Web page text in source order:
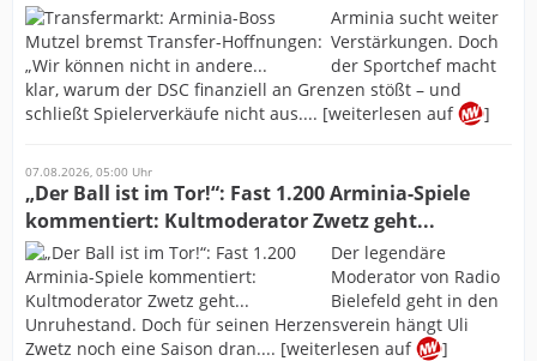
Arminia sucht weiter
Verstärkungen. Doch
der Sportchef macht
klar, warum der DSC finanziell an Grenzen stößt – und
schließt Spielerverkäufe nicht aus.... [weiterlesen auf
]
07.08.2026, 05:00 Uhr
„Der Ball ist im Tor!“: Fast 1.200 Arminia-Spiele
kommentiert: Kultmoderator Zwetz geht...
Der legendäre
Moderator von Radio
Bielefeld geht in den
Unruhestand. Doch für seinen Herzensverein hängt Uli
Zwetz noch eine Saison dran.... [weiterlesen auf
]